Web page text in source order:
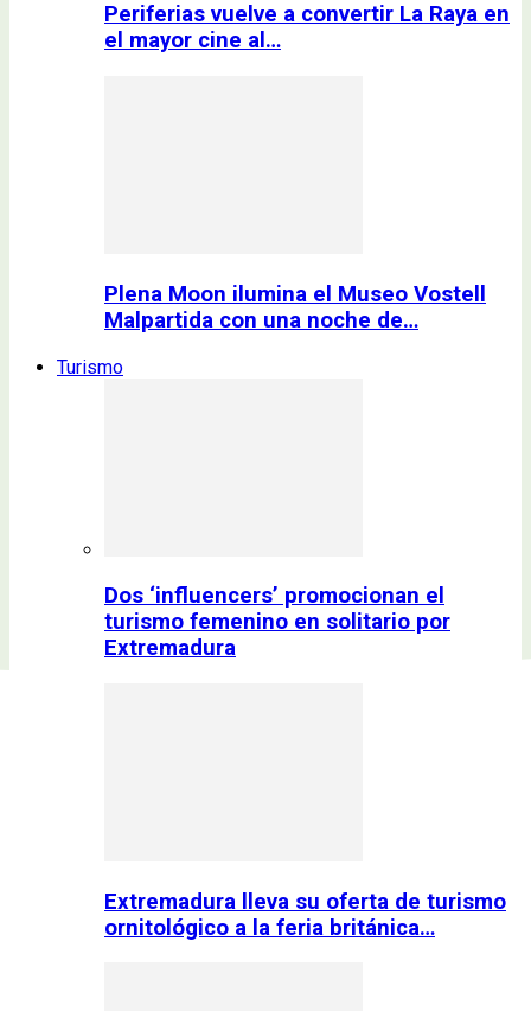
Periferias vuelve a convertir La Raya en
el mayor cine al…
Plena Moon ilumina el Museo Vostell
Malpartida con una noche de…
Turismo
Dos ‘influencers’ promocionan el
turismo femenino en solitario por
Extremadura
Extremadura lleva su oferta de turismo
ornitológico a la feria británica…